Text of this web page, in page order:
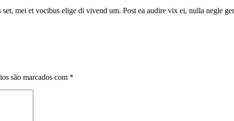
mei et vocibus elige di vivend um. Post ea audire vix ei, nulla negle
são marcados com *